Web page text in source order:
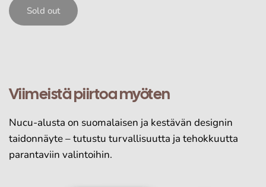
Sold out
Viimeistä piirtoa myöten
Nucu-alusta on suomalaisen ja kestävän designin
taidonnäyte – tutustu turvallisuutta ja tehokkuutta
parantaviin valintoihin.